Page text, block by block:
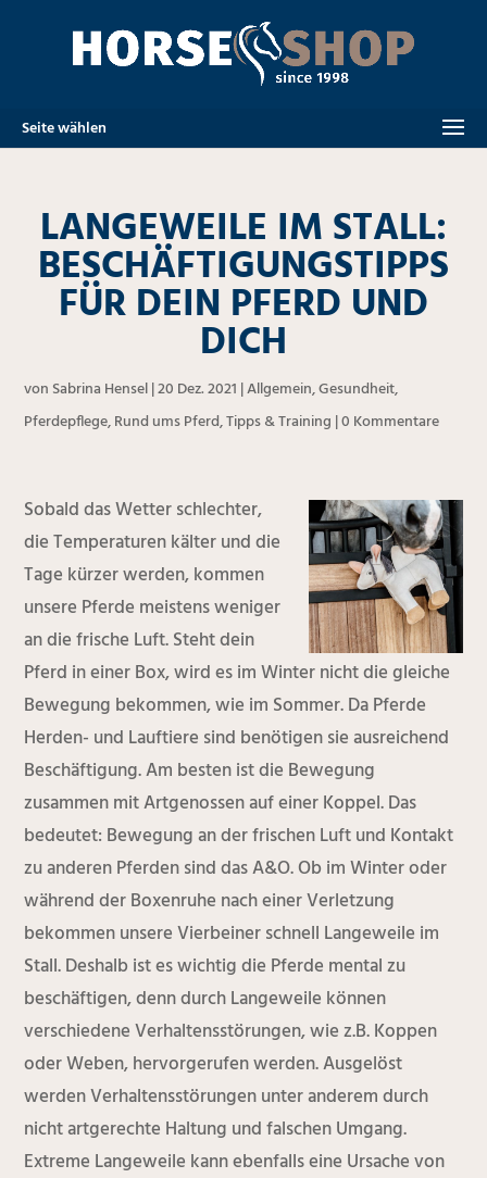
Seite wählen
LANGEWEILE IM STALL:
BESCHÄFTIGUNGSTIPPS
FÜR DEIN PFERD UND
DICH
von Sabrina Hensel|20 Dez. 2021 |Allgemein,Gesundheit,
Pferdepflege,Rund ums Pferd,Tipps & Training |0 Kommentare
Sobald das Wetter schlechter,
die Temperaturen kälter und die
Tage kürzer werden, kommen
unsere Pferde meistens weniger
an die frische Luft. Steht dein
Pferd in einer Box, wird es im Winter nicht die gleiche
Bewegung bekommen, wie im Sommer. Da Pferde
Herden- und Lauftiere sind benötigen sie ausreichend
Beschäftigung. Am besten ist die Bewegung
zusammen mit Artgenossen auf einer Koppel. Das
bedeutet: Bewegung an der frischen Luft und Kontakt
zu anderen Pferden sind das A&O. Ob im Winter oder
während der Boxenruhe nach einer Verletzung
bekommen unsere Vierbeiner schnell Langeweile im
Stall. Deshalb ist es wichtig die Pferde mental zu
beschäftigen, denn durch Langeweile können
verschiedene Verhaltensstörungen, wie z.B. Koppen
oder Weben, hervorgerufen werden. Ausgelöst
werden Verhaltensstörungen unter anderem durch
nicht artgerechte Haltung und falschen Umgang.
Extreme Langeweile kann ebenfalls eine Ursache von